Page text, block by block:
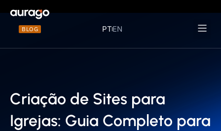
BLOG PTEN
Criação de Sites para
Igrejas: Guia Completo para